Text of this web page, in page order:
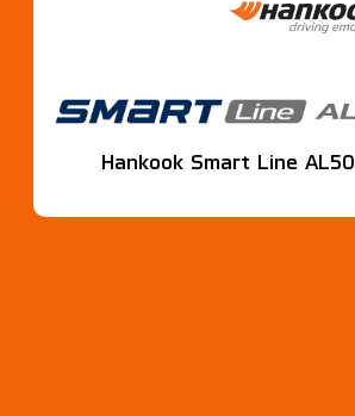
Hankook Smart Line AL50